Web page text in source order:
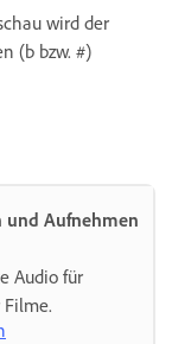
wird der
(b bzw. #)
und Aufnehmen
Audio für
Filme.